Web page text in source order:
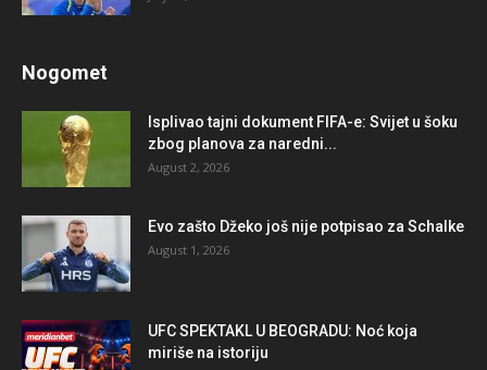
Nogomet
Isplivao tajni dokument FIFA-e: Svijet u šoku
zbog planova za naredni...
August 2, 2026
Evo zašto Džeko još nije potpisao za Schalke
August 1, 2026
UFC SPEKTAKL U BEOGRADU: Noć koja
miriše na istoriju